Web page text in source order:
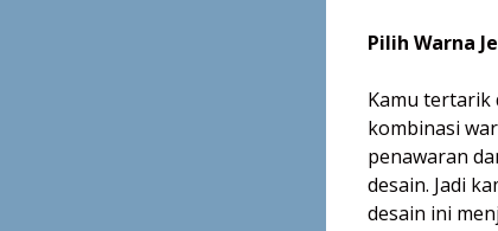
Pilih Warna
Kamu tertarik
kombinasi
penawaran
desain. Jadi
desain ini